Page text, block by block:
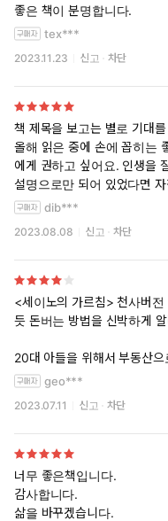
좋은 책이 분명합니다.
tex***
2023.11.23 신고 차단
책 제목을 보고는 별로 기대
올해 읽은 중에 손에 꼽히는
에게 권하고 싶어요. 인생을
설명으로만 되어 있었다면
정원사 이야기의 매 에피소드
좋은 장치가 된 것 같아요.
거 같네요. 어느 챕터든 그냥
dib***
2023.08.08 신고 차단
<세이노의 가르침> 천사버
듯 돈버는 방법을 신박하게
20대 아들을 위해서 부동산
읽고나서 돈이 생기면 마냥
충격을 주었다. 왜들 위험을
마 깨닫게 되었다고 해야할까.
나에게서 얼마의 돈이 들고
후에 차 한 잔 내려놓고 차분
다. 어느 정도의 규모로 경제
어떤 것인지, 나의 노동력의
geo***
2023.07.11 신고 차단
너무 좋은책입니다.
감사합니다.
삶을 바꾸겠습니다.